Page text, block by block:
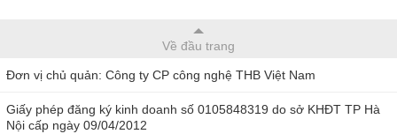
Về đầu trang
Đơn vị chủ quản: Công ty CP công nghệ THB Việt Nam
Giấy phép đăng ký kinh doanh số 0105848319 do sở KHĐT TP Hà
Nội cấp ngày 09/04/2012